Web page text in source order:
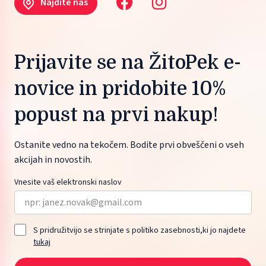
Prijavite se na ŽitoPek e-
novice in pridobite 10%
popust na prvi nakup!
Ostanite vedno na tekočem. Bodite prvi obveščeni o vseh
akcijah in novostih.
Vnesite vaš elektronski naslov
S pridružitvijo se strinjate s politiko zasebnosti,ki jo najdete
tukaj